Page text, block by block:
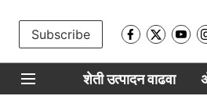
Subscribe
शेती उत्पादन वाढवा